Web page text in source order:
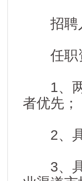
招聘
任职
1、两
者优先；
2、具
3、具